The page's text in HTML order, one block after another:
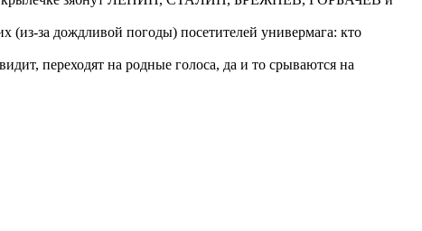
(из-за дождливой погоды) посетителей универмага: кто
переходят на родные голоса, да и то срываются на